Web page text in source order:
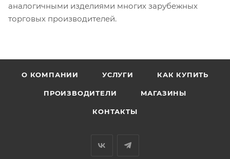
аналогичными изделиями многих зарубежных
торговых производителей.
О КОМПАНИИ УСЛУГИ КАК КУПИТЬ
ПРОИЗВОДИТЕЛИ МАГАЗИНЫ
КОНТАКТЫ